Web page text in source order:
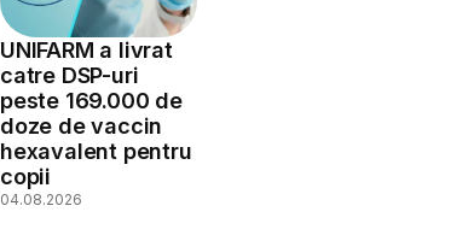
UNIFARM a livrat
catre DSP-uri
peste 169.000 de
doze de vaccin
hexavalent pentru
copii
04.08.2026